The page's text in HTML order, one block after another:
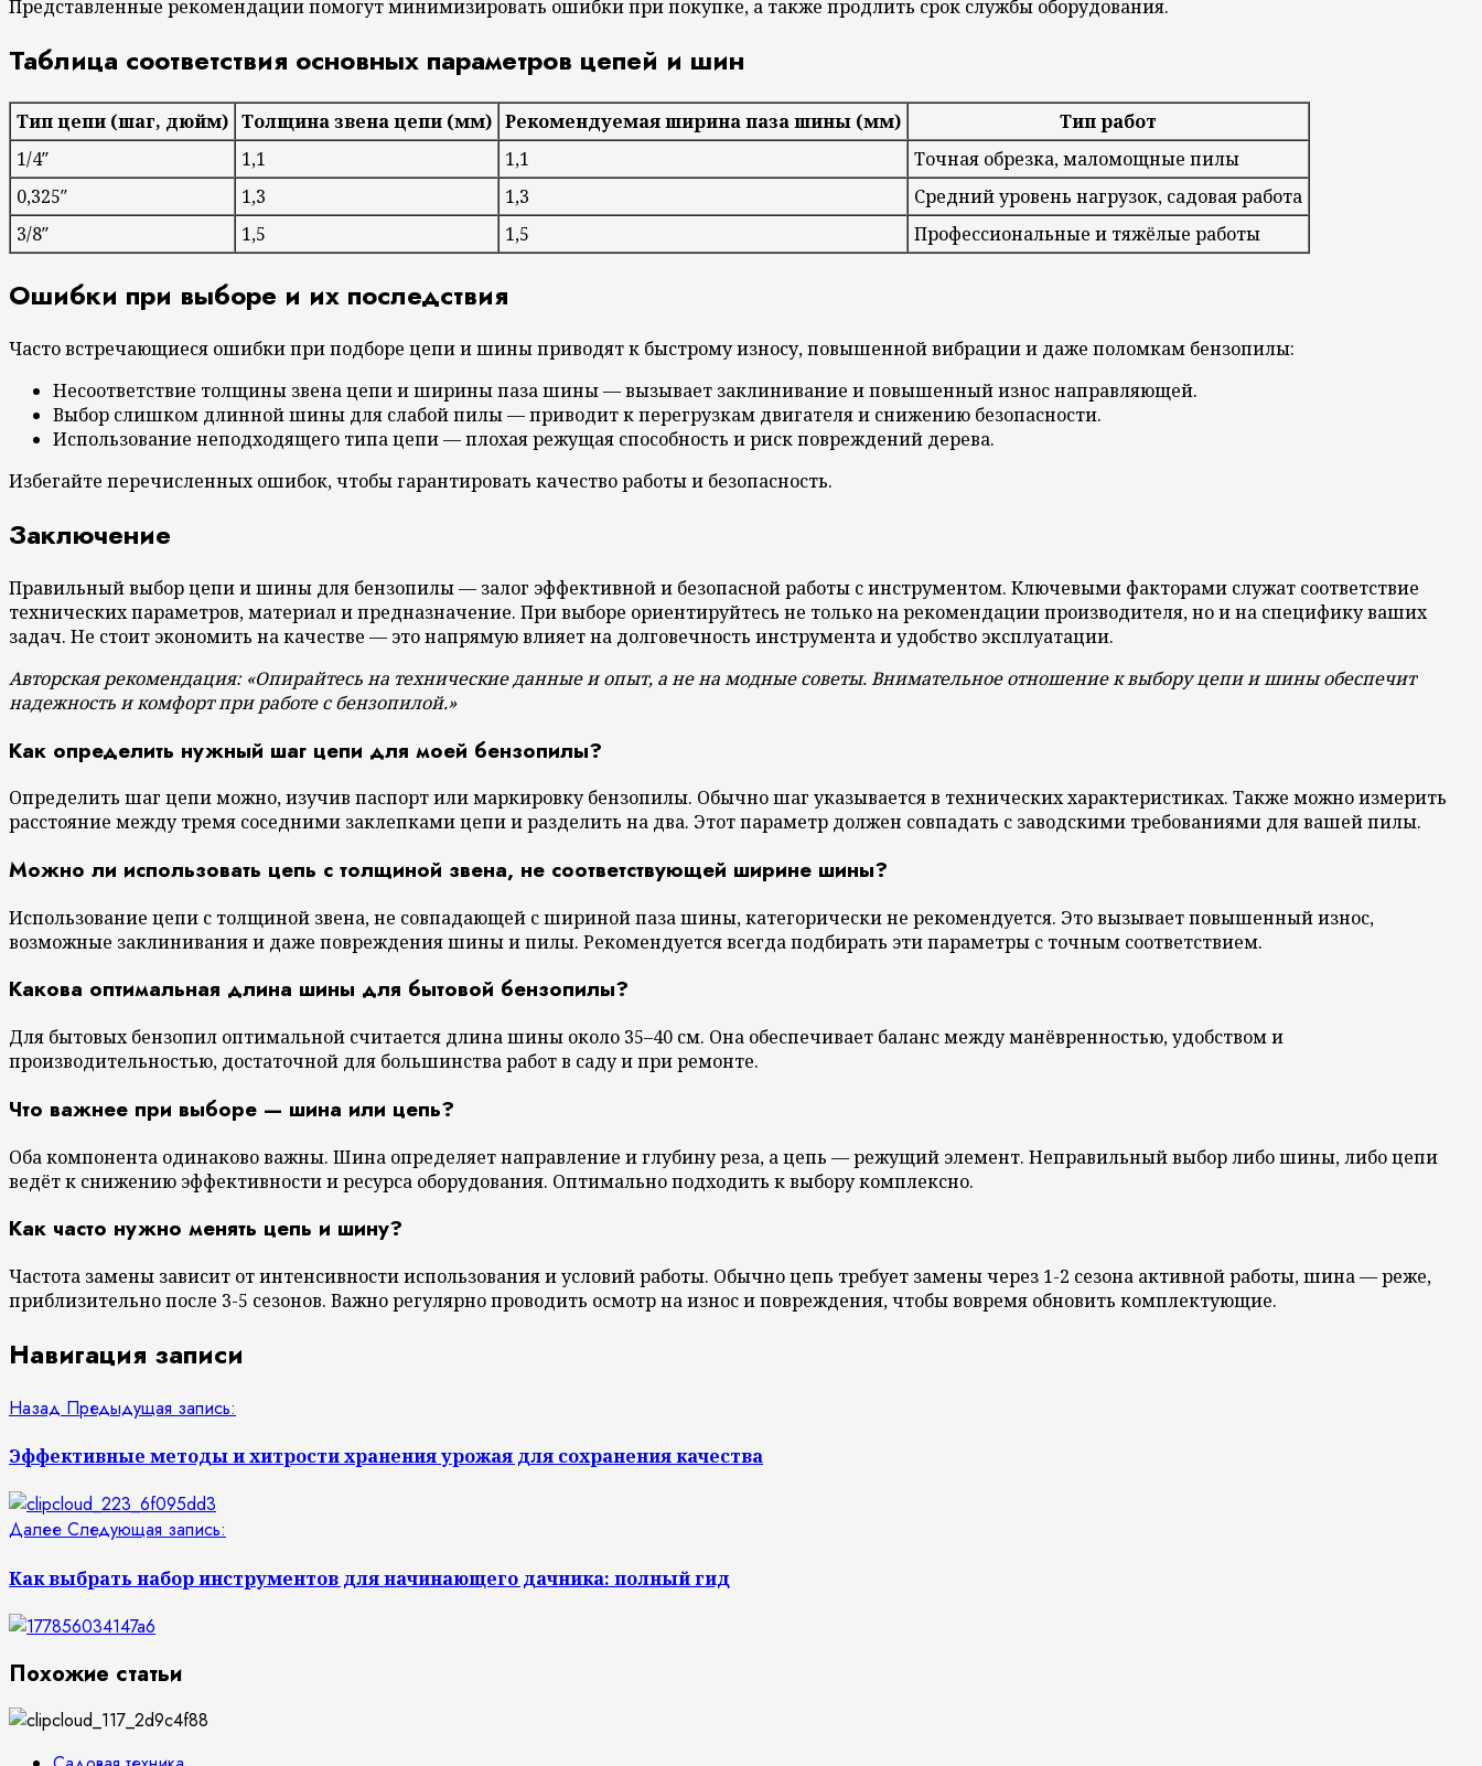
Представленные рекомендации помогут минимизировать ошибки при покупке, а также продлить срок службы оборудования.
Таблица соответствия основных параметров цепей и шин
Тип цепи (шаг, дюйм) Толщина звена цепи (мм) Рекомендуемая ширина паза шины (мм)
Тип работ
1/4″
1,1 1,1
Точная обрезка, маломощные пилы
0,325″
1,3 1,3
Средний уровень нагрузок, садовая работа
3/8″
1,5 1,5 Профессиональные и тяжёлые работы
Ошибки при выборе и их последствия
Часто встречающиеся ошибки при подборе цепи и шины приводят к быстрому износу, повышенной вибрации и даже поломкам бензопилы:
Несоответствие толщины звена цепи и ширины паза шины — вызывает заклинивание и повышенный износ направляющей.
Выбор слишком длинной шины для слабой пилы — приводит к перегрузкам двигателя и снижению безопасности.
Использование неподходящего типа цепи — плохая режущая способность и риск повреждений дерева.
Избегайте перечисленных ошибок, чтобы гарантировать качество работы и безопасность.
Заключение
Правильный выбор цепи и шины для бензопилы — залог эффективной и безопасной работы с инструментом. Ключевыми факторами служат соответствие
технических параметров, материал и предназначение. При выборе ориентируйтесь не только на рекомендации производителя, но и на специфику ваших
задач. Не стоит экономить на качестве — это напрямую влияет на долговечность инструмента и удобство эксплуатации.
Авторская рекомендация: «Опирайтесь на технические данные и опыт, а не на модные советы. Внимательное отношение к выбору цепи и шины обеспечит
надежность и комфорт при работе с бензопилой.»
Как определить нужный шаг цепи для моей бензопилы?
Определить шаг цепи можно, изучив паспорт или маркировку бензопилы. Обычно шаг указывается в технических характеристиках. Также можно измерить
расстояние между тремя соседними заклепками цепи и разделить на два. Этот параметр должен совпадать с заводскими требованиями для вашей пилы.
Можно ли использовать цепь с толщиной звена, не соответствующей ширине шины?
Использование цепи с толщиной звена, не совпадающей с шириной паза шины, категорически не рекомендуется. Это вызывает повышенный износ,
возможные заклинивания и даже повреждения шины и пилы. Рекомендуется всегда подбирать эти параметры с точным соответствием.
Какова оптимальная длина шины для бытовой бензопилы?
Для бытовых бензопил оптимальной считается длина шины около 35–40 см. Она обеспечивает баланс между манёвренностью, удобством и
производительностью, достаточной для большинства работ в саду и при ремонте.
Что важнее при выборе — шина или цепь?
Оба компонента одинаково важны. Шина определяет направление и глубину реза, а цепь — режущий элемент. Неправильный выбор либо шины, либо цепи
ведёт к снижению эффективности и ресурса оборудования. Оптимально подходить к выбору комплексно.
Как часто нужно менять цепь и шину?
Частота замены зависит от интенсивности использования и условий работы. Обычно цепь требует замены через 1-2 сезона активной работы, шина — реже,
приблизительно после 3-5 сезонов. Важно регулярно проводить осмотр на износ и повреждения, чтобы вовремя обновить комплектующие.
Навигация записи
Назад Предыдущая запись:
Эффективные методы и хитрости хранения урожая для сохранения качества
Далее Следующая запись:
Как выбрать набор инструментов для начинающего дачника: полный гид
Похожие статьи